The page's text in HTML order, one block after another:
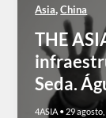
Asia,China
THE
Seda.
4ASIA • 29